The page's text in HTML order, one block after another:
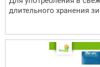
длительного хранения